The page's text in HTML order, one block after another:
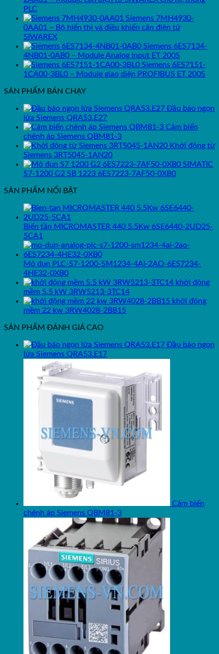
PLC
Siemens 7MH4930-
0AA01 – Bộ hiển thị và điều khiển cân điện tử
SIWAREX
Siemens 6ES7134-
4NB01-0AB0 – Module Analog Input ET 200S
Siemens 6ES7151-
1CA00-3BL0 – Module giao diện PROFIBUS ET 200S
SẢN PHẨM BÁN CHẠY
Đầu báo ngọn
lửa Siemens QRA53.E27
Cảm biến
chênh áp Siemens QBM81-3
Khởi động từ
Siemens 3RT5045-1AN20
SIMATIC
S7-1200 G2 SB 1223 6ES7223-7AF50-0XB0
SẢN PHẨM NỔI BẬT
Biến tần MICROMASTER 440 5.5Kw 6SE6440-2UD25-
5CA1
Mô đun PLC-S7-1200-SM1234-4AI-2AO-6ES7234-
4HE32-0XB0
khởi động
mềm 5.5 kW 3RW5213-3TC14
khởi động
mềm 22 kw 3RW4028-2BB15
SẢN PHẨM ĐÁNH GIÁ CAO
Đầu báo ngọn
lửa Siemens QRA53.E17
Cảm biến
chênh áp Siemens QBM81-3